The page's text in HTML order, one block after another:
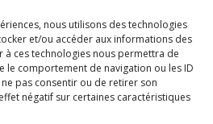
nous utilisons des technologies
et/ou accéder aux informations des
à ces technologies nous permettra de
le comportement de navigation ou les ID
pas consentir ou de retirer son
négatif sur certaines caractéristiques